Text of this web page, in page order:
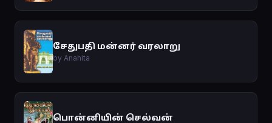
சேதுபதி மன்னர் வரலாறு
by Anahita
பொன்னியின் செல்வன்